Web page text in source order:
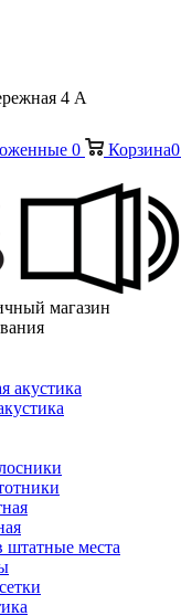
4 А
0 Корзина0
магазин
штатные места